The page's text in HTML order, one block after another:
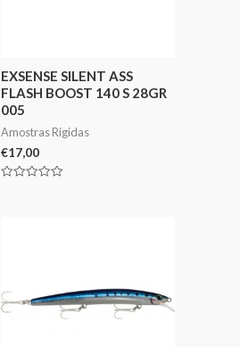
EXSENSE SILENT ASS
FLASH BOOST 140 S 28GR
005
Amostras Rigidas
€17,00